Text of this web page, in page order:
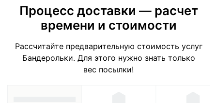
Процесс доставки — расчет
времени и стоимости
Рассчитайте предварительную стоимость услуг
Бандерольки. Для этого нужно знать только
вес посылки!